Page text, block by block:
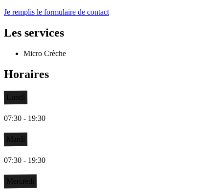
Je remplis le formulaire de contact
Les services
Micro Crèche
Horaires
Lundi
07:30 - 19:30
Mardi
07:30 - 19:30
Mercredi